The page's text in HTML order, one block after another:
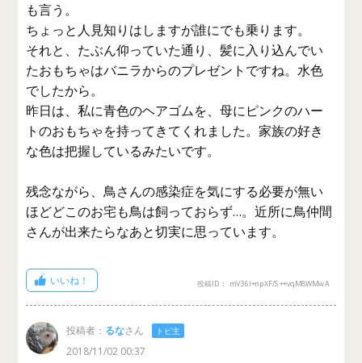
も言う。
ちょっと人見知りはしますが誰にでも乗ります。
それと、たぶん仰っていた通り、髪に入り込んでい
たおもちゃはバニラからのプレゼントですね。水色
でしたから。
昨日は、私に青色のヘアゴムを、母にピンクのハー
トのおもちゃを持ってきてくれました。家族の好き
な色は把握しているみたいです。
残念ながら、鳥さんの感染症を気にする必要が無い
ほどどこのお宅も鳥は飼っておらず…。近所に鳥仲間
さんが出来たらなあと切実に思っています。
いいね！ 投稿ID： mV36l+npXF/S++vqM8WMwA
投稿者： るなさん トピ主
2018/11/02 00:37